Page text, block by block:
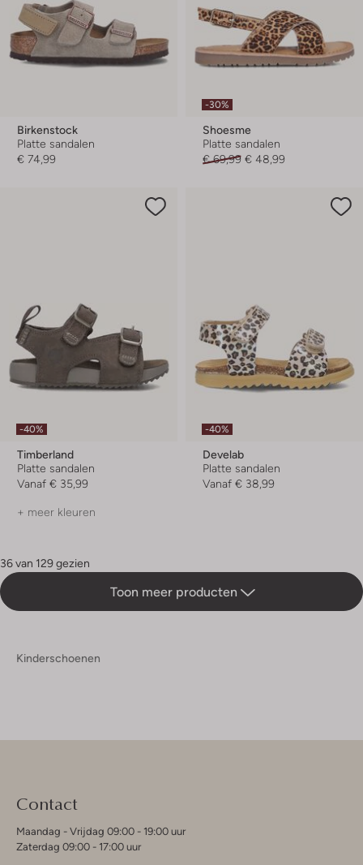
Birkenstock
Platte sandalen
€ 74,99
-30%
Shoesme
Platte sandalen
€ 69,99 € 48,99
-40%
Timberland
Platte sandalen
Vanaf € 35,99
+ meer kleuren
-40%
Develab
Platte sandalen
Vanaf € 38,99
36 van 129 gezien
Toon meer producten
Kinderschoenen
Contact
Maandag - Vrijdag 09:00 - 19:00 uur
Zaterdag 09:00 - 17:00 uur